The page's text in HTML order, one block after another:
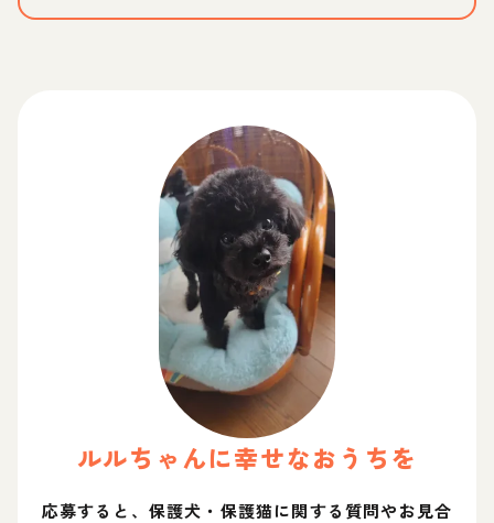
ルルちゃんに幸せなおうちを
応募すると、保護犬・保護猫に関する質問やお見合